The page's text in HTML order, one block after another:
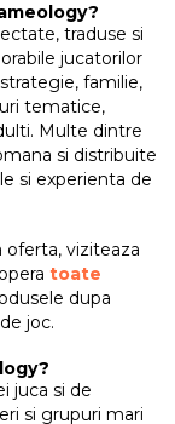
traduse si
jucatorilor
familie,
tematice,
Multe dintre
si distribuite
si experienta de
oferta, viziteaza
toate
dupa
joc.
juca si de
si grupuri mari